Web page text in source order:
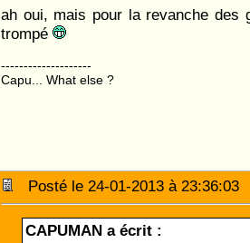
ah oui, mais pour la revanche des
trompé
--------------------
Capu... What else ?
Posté le 24-01-2013 à
CAPUMAN a écrit :